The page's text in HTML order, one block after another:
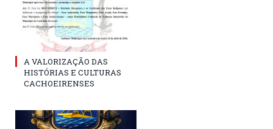
A VALORIZAÇÃO DAS
HISTÓRIAS E CULTURAS
CACHOEIRENSES